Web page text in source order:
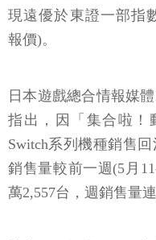
現遠優於東證一部指
報價)。
日本遊戲總合情報媒
指出，因「集合啦！
Switch系列機種銷售
銷售量較前一週(5月
萬2,557台，週銷售量